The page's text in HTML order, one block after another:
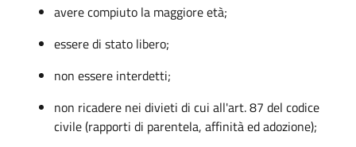
avere compiuto la maggiore età;
essere di stato libero;
non essere interdetti;
non ricadere nei divieti di cui all'art. 87 del codice
civile (rapporti di parentela, affinità ed adozione);